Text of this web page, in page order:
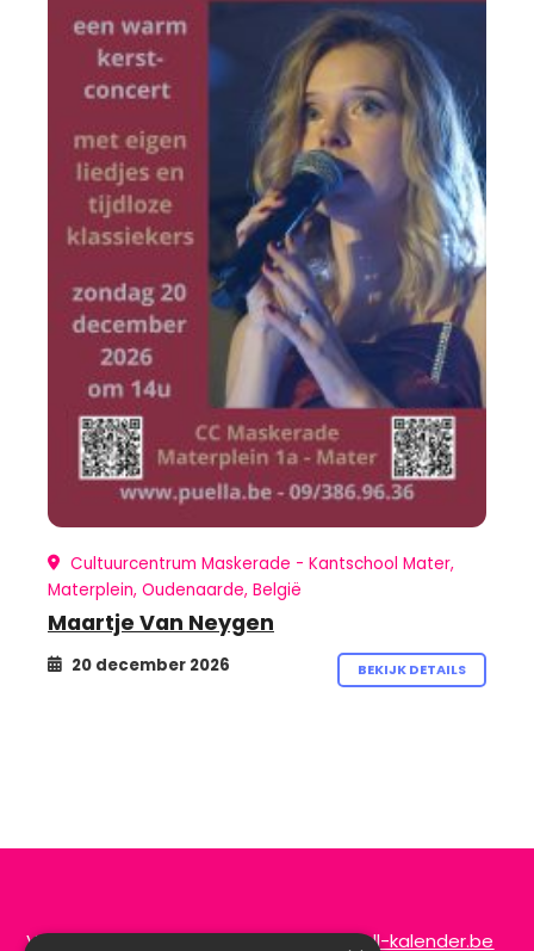
Cultuurcentrum Maskerade - Kantschool Mater,
Materplein, Oudenaarde, België
Maartje Van Neygen
20 december 2026 BEKIJK DETAILS
Vragen of opmerkingen?info@de-scroll-kalender.be